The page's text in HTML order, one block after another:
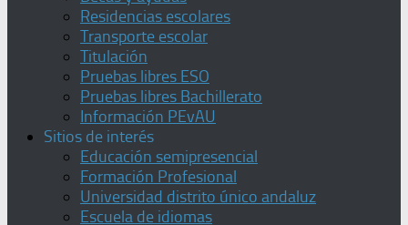
Residencias escolares
Transporte escolar
Titulación
Pruebas libres ESO
Pruebas libres Bachillerato
Información PEvAU
Sitios de interés
Educación semipresencial
Formación Profesional
Universidad distrito único andaluz
Escuela de idiomas